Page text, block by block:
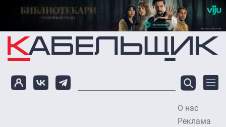
Перейти к основному содержанию
О нас
Реклама